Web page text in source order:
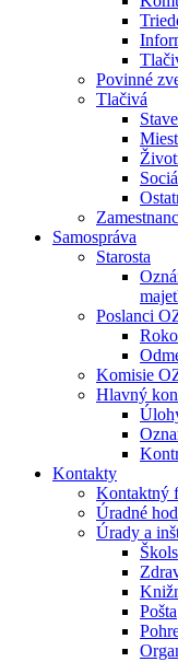
Povinné
Tlačivá
Samospráva
Starosta
Poslanci
Komisie
Hlavný
Kontakty
Kontaktný
Úradné
Úrady a
Pošta